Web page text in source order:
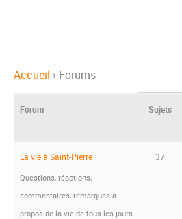
Accueil › Forums
Forum Sujets
La vie à Saint-Pierre
Questions, réactions,
commentaires, remarques à
propos de la vie de tous les jours
37